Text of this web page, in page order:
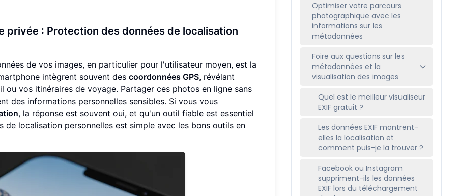
privée : Protection des données de localisation
de vos images, en particulier pour l'utilisateur moyen, est la
intègrent souvent des coordonnées GPS, révélant
vos itinéraires de voyage. Partager ces photos en ligne sans
des informations personnelles sensibles. Si vous vous
, la réponse est souvent oui, et qu'un outil fiable est essentiel
localisation personnelles est simple avec les bons outils en
Optimiser votre parcours
photographique avec les
informations sur les
métadonnées
Foire aux questions sur les
métadonnées et la
visualisation des images
Quel est le meilleur visualiseur
EXIF gratuit ?
Les données EXIF montrent-
elles la localisation et
comment puis-je la trouver ?
Facebook ou Instagram
suppriment-ils les données
EXIF lors du téléchargement